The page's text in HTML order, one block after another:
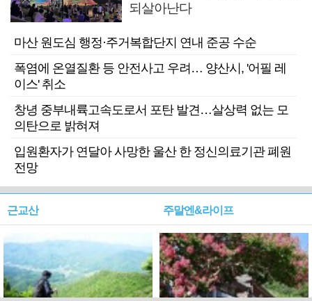
되살아난다
마산 원도심 행정·주거복합단지 연내 준공 수순
폭염에 온열질환 등 안전사고 우려… 양산시, '어필 레
이스' 취소
창녕 중부내륙고속도로서 포탄 발견…살상력 없는 모
의탄으로 밝혀져
입원환자가 연달아 사망한 울산 한 정신의료기관 폐원
전망
근교산 주말엔&라이프